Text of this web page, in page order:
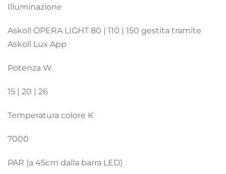
Illuminazione
Askoll OPERA LIGHT 80 | 110 | 150 gestita tramite
Askoll Lux App
Potenza W
15 | 20 | 26
Temperatura colore K
7000
PAR (a 45cm dalla barra LED)